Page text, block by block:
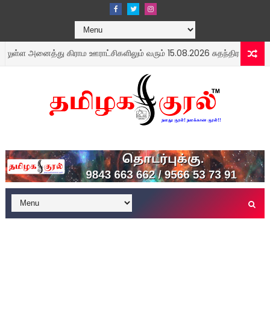
கிராம ஊராட்சிகளிலும் வரும் 15.08.2026 சுதந்திர தினத்தன்று